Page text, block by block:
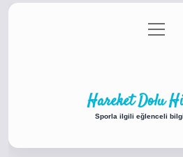
Gizlilik Politikası
menüyü
aç
Hareket Dolu
Sporla ilgili eğlenceli